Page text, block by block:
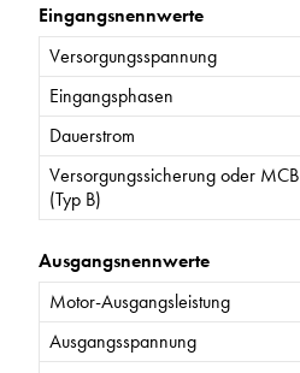
Eingangsnennwerte
Versorgungsspannung
Eingangsphasen
Dauerstrom
Versorgungssicherung oder MCB
(Typ B)
Ausgangsnennwerte
Motor-Ausgangsleistung
Ausgangsspannung